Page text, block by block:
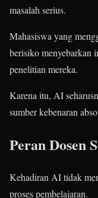
masalah serius.
Mahasiswa yang
berisiko menyebarkan
penelitian mereka.
Karena itu, AI
sumber kebenaran
Peran Dosen
Kehadiran AI tidak
proses pembelajaran.